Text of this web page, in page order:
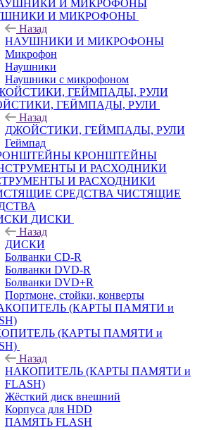
И МИКРОФОНЫ
Назад
НАУШНИКИ И МИКРОФОНЫ
Микрофон
Наушники
Наушники с микрофоном
ГЕЙМПАДЫ, РУЛИ
Назад
ДЖОЙСТИКИ, ГЕЙМПАДЫ, РУЛИ
Геймпад
КРОНШТЕЙНЫ
И РАСХОДНИКИ
ЧИСТЯЩИЕ
ДИСКИ
Назад
ДИСКИ
Болванки CD-R
Болванки DVD-R
Болванки DVD+R
Портмоне, стойки, конверты
(КАРТЫ ПАМЯТИ и
Назад
НАКОПИТЕЛЬ (КАРТЫ ПАМЯТИ и
FLASH)
Жёсткий диск внешний
Корпуса для HDD
ПАМЯТЬ FLASH